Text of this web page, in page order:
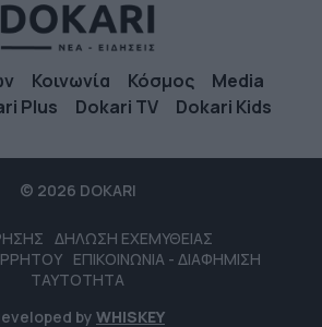
Κοινωνία Κόσμος
Media
Plus Dokari TV Dokari Kids
© 2026 DOKARI
ΔΗΛΩΣΗ ΕΧΕΜΥΘΕΙΑΣ
ΕΠΙΚΟΙΝΩΝΙΑ - ΔΙΑΦΗΜΙΣΗ
ΤΑΥΤΟΤΗΤΑ
by WHISKEY